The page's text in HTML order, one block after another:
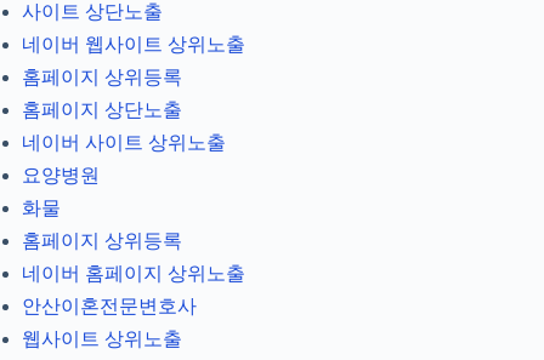
사이트 상단노출
네이버 웹사이트 상위노출
홈페이지 상위등록
홈페이지 상단노출
네이버 사이트 상위노출
요양병원
화물
홈페이지 상위등록
네이버 홈페이지 상위노출
안산이혼전문변호사
웹사이트 상위노출